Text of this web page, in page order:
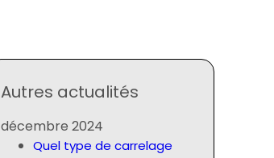
Autres actualités
décembre 2024
Quel type de carrelage